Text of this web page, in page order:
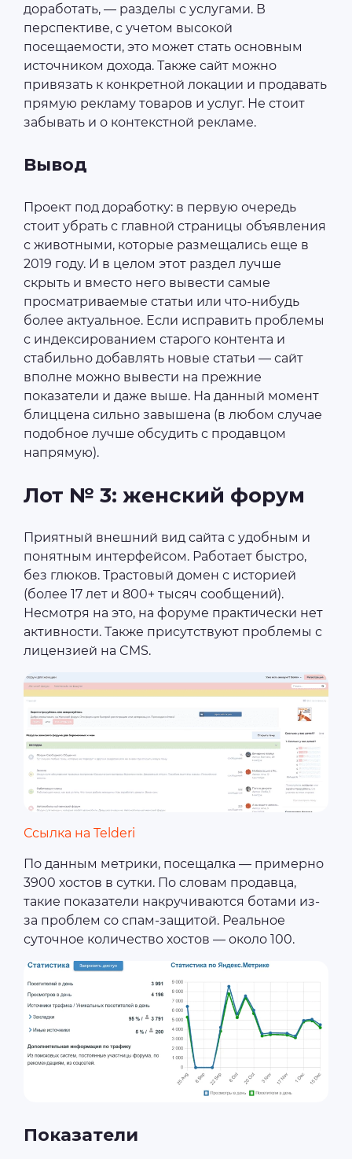
доработать, — разделы с услугами. В
перспективе, с учетом высокой
посещаемости, это может стать основным
источником дохода. Также сайт можно
привязать к конкретной локации и продавать
прямую рекламу товаров и услуг. Не стоит
забывать и о контекстной рекламе.
Вывод
Проект под доработку: в первую очередь
стоит убрать с главной страницы объявления
с животными, которые размещались еще в
2019 году. И в целом этот раздел лучше
скрыть и вместо него вывести самые
просматриваемые статьи или что-нибудь
более актуальное. Если исправить проблемы
с индексированием старого контента и
стабильно добавлять новые статьи — сайт
вполне можно вывести на прежние
показатели и даже выше. На данный момент
блиццена сильно завышена (в любом случае
подобное лучше обсудить с продавцом
напрямую).
Лот № 3: женский форум
Приятный внешний вид сайта с удобным и
понятным интерфейсом. Работает быстро,
без глюков. Трастовый домен с историей
(более 17 лет и 800+ тысяч сообщений).
Несмотря на это, на форуме практически нет
активности. Также присутствуют проблемы с
лицензией на CMS.
Ссылка на Telderi
По данным метрики, посещалка — примерно
3900 хостов в сутки. По словам продавца,
такие показатели накручиваются ботами из-
за проблем со спам-защитой. Реальное
суточное количество хостов — около 100.
Показатели